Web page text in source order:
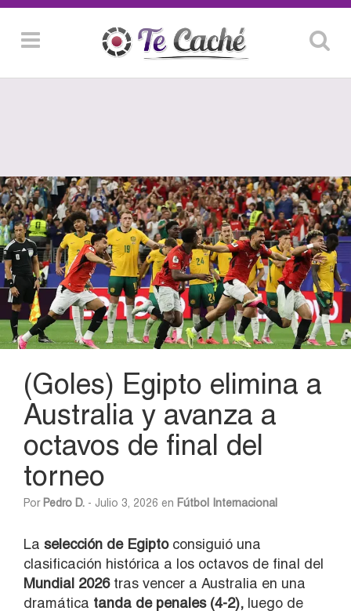
(Goles) Egipto elimina a
Australia y avanza a
octavos de final del
torneo
Por Pedro D. - Julio 3, 2026 en Fútbol Internacional
La selección de Egiptoconsiguió una
clasificación histórica a los octavos de final del
Mundial 2026tras vencer a Australia en una
dramática tanda de penales (4-2), luego de